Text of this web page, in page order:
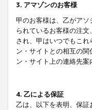
3. アマゾンのお客様
甲のお客様は、乙がア
られているお客様の注
され、甲はいつでもこ
ン・サイトとの相互の
ン・サイト上の連絡先
4. 乙による保証
乙は、以下を表明、保